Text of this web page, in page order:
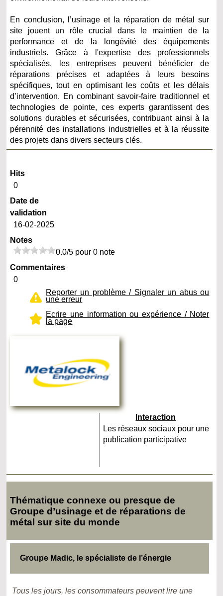
En conclusion, l’usinage et la réparation de métal sur
site jouent un rôle crucial dans le maintien de la
performance et de la longévité des équipements
industriels. Grâce à l'expertise des professionnels
spécialisés, les entreprises peuvent bénéficier de
réparations précises et adaptées à leurs besoins
spécifiques, tout en optimisant les coûts et les délais
d’intervention. En combinant savoir-faire traditionnel et
technologies de pointe, ces experts garantissent des
solutions durables et sécurisées, contribuant ainsi à la
pérennité des installations industrielles et à la réussite
des projets dans divers secteurs clés.
Hits
0
Date de
validation
16-02-2025
Notes
0.0/5 pour 0 note
Commentaires
0
Reporter un problème / Signaler un abus ou
une erreur
Ecrire une information ou expérience / Noter
la page
Interaction
Les réseaux sociaux pour une
publication participative
Thématique connexe ou presque de
Groupe d’usinage et de réparations de
métal sur site du monde
Groupe Madic, le spécialiste de l’énergie
Tous les jours, les consommateurs peuvent lire une